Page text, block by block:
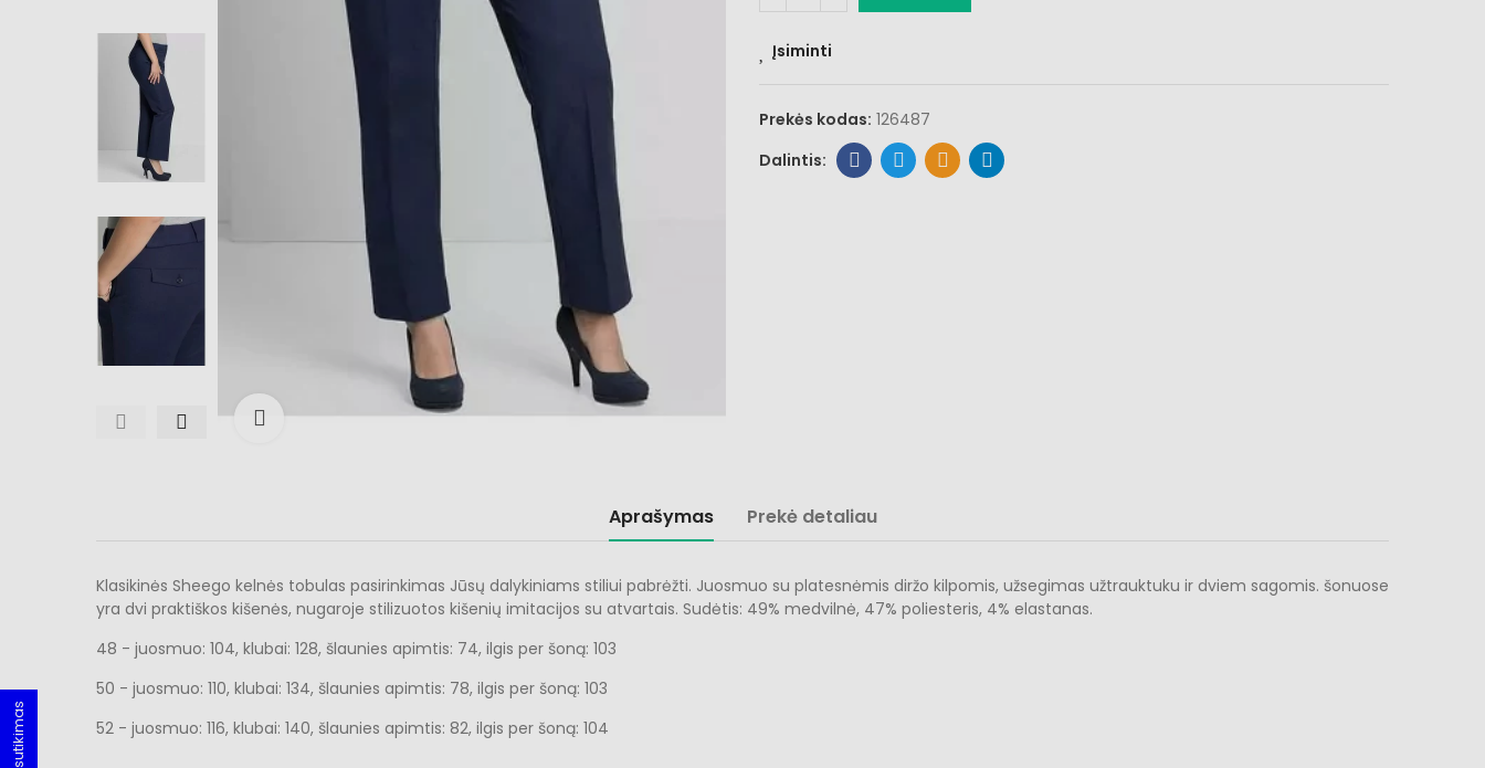
Išdidinti
Įsiminti
Prekės kodas: 126487
Aprašymas Prekė detaliau
Klasikinės Sheego kelnės tobulas pasirinkimas Jūsų dalykiniams stiliui pabrėžti. Juosmuo su platesnėmis diržo kilpomis, užsegimas užtrauktuku ir dviem sagomis. šonuose
yra dvi praktiškos kišenės, nugaroje stilizuotos kišenių imitacijos su atvartais. Sudėtis: 49% medvilnė, 47% poliesteris, 4% elastanas.
48 - juosmuo: 104, klubai: 128, šlaunies apimtis: 74, ilgis per šoną: 103
50 - juosmuo: 110, klubai: 134, šlaunies apimtis: 78, ilgis per šoną: 103
52 - juosmuo: 116, klubai: 140, šlaunies apimtis: 82, ilgis per šoną: 104